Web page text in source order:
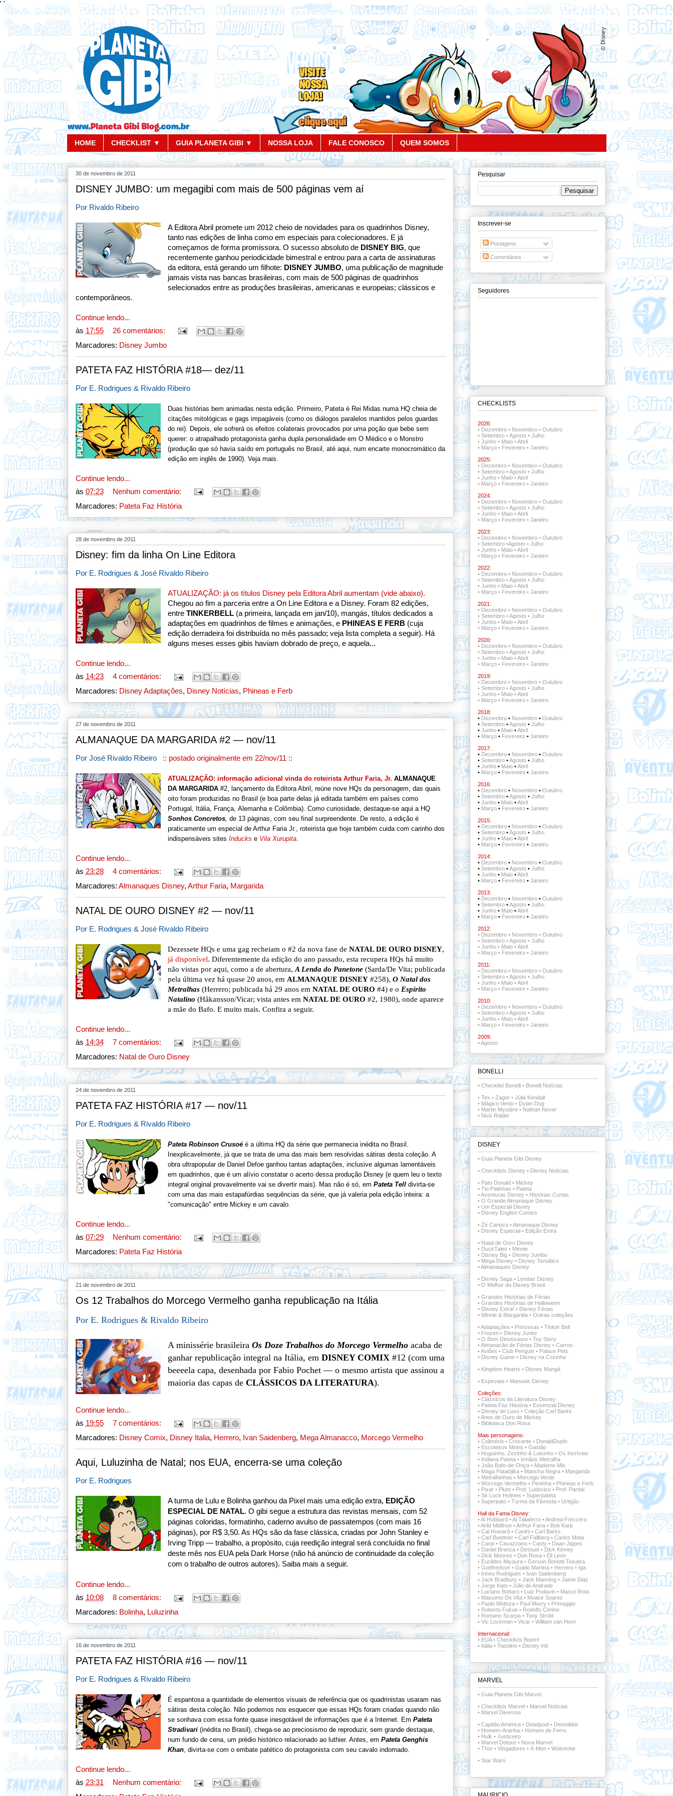
' '
HOME CHECKLIST ▼ GUIA PLANETA GIBI ▼ NOSSA LOJA FALE CONOSCO QUEM SOMOS
30 de novembro de 2011
DISNEY JUMBO: um megagibi com mais de 500 páginas vem aí
Por Rivaldo Ribeiro
A Editora Abril promete um 2012 cheio de novidades para os quadrinhos Disney,
tanto nas edições de linha como em especiais para colecionadores. E já
começamos de forma promissora. O sucesso absoluto de DISNEY BIG, que
recentemente ganhou periodicidade bimestral e entrou para a carta de assinaturas
da editora, está gerando um filhote: DISNEY JUMBO, uma publicação de magnitude
jamais vista nas bancas brasileiras, com mais de 500 páginas de quadrinhos
selecionados entre as produções brasileiras, americanas e europeias; clássicos e
contemporâneos.
Continue lendo...
às 17:55
26 comentários:
Marcadores: Disney Jumbo
PATETA FAZ HISTÓRIA #18— dez/11
Por E. Rodrigues & Rivaldo Ribeiro
Duas histórias bem animadas nesta edição. Primeiro, Pateta é Rei Midas numa HQ cheia de
citações mitológicas e gags impagáveis (como os diálogos paralelos mantidos pelos guardas
do rei). Depois, ele sofrerá os efeitos colaterais provocados por uma poção que bebe sem
querer: o atrapalhado protagonista ganha dupla personalidade em O Médico e o Monstro
(produção que só havia saído em português no Brasil, até aqui, num encarte monocromático da
edição em inglês de 1990). Veja mais.
Continue lendo...
às 07:23
Nenhum comentário:
Marcadores: Pateta Faz História
28 de novembro de 2011
Disney: fim da linha On Line Editora
Por E. Rodrigues & José Rivaldo Ribeiro
ATUALIZAÇÃO: já os títulos Disney pela Editora Abril aumentam (vide abaixo).
Chegou ao fim a parceria entre a On Line Editora e a Disney. Foram 82 edições,
entreTINKERBELL (a primeira, lançada em jan/10), mangás, títulos dedicados a
adaptações em quadrinhos de filmes e animações, e PHINEAS E FERB (cuja
edição derradeira foi distribuída no mês passado; veja lista completa a seguir). Há
alguns meses esses gibis haviam dobrado de preço, e aquela...
Continue lendo...
às 14:23
4 comentários:
Marcadores: Disney Adaptações, Disney Notícias, Phineas e Ferb
27 de novembro de 2011
ALMANAQUE DA MARGARIDA #2 — nov/11
Por José Rivaldo Ribeiro :: postado originalmente em 22/nov/11 ::
ATUALIZAÇÃO: informação adicional vinda do roteirista Arthur Faria, Jr. ALMANAQUE
DA MARGARIDA #2, lançamento da Editora Abril, reúne nove HQs da personagem, das quais
oito foram produzidas no Brasil (e boa parte delas já editada também em países como
Portugal, Itália, França, Alemanha eColômbia). Como curiosidade, destaque-se aquia HQ
Sonhos Concretos ,de 13 páginas, com seu final surpreendente. De resto, a edição é
praticamente um especial de Arthur Faria Jr., roteirista que hoje também cuida com carinho dos
indispensáveis sitesInducks e Vila Xurupita
Continue lendo...
às 23:28
4 comentários:
Marcadores: Almanaques Disney, Arthur Faria, Margarida
NATAL DE OURO DISNEY #2 — nov/11
Por E. Rodrigues & José Rivaldo Ribeiro
Dezessete HQs e uma gag recheiam o #2 da nova fase deNATAL DE OURO DISNEY,
já disponível. Diferentemente da edição do ano passado, esta recupera HQs há muito
não vistas por aqui, como a de abertura,A Lenda do Panetone (Sarda/De Vita; publicada
pela última vez há quase 20 anos, em ALMANAQUE DISNEY #258),O Natal dos
Metralhas (Herrero; publicada há 29 anos emNATAL DE OURO #4) e o Espírito
Natalino (Håkansson/Vicar; vista antes emNATAL DE OURO #2, 1980), onde aparece
a mãe do Bafo. E muito mais. Confira a seguir.
Continue lendo...
às 14:34
7 comentários:
Marcadores: Natal de Ouro Disney
24 de novembro de 2011
PATETA FAZ HISTÓRIA #17 — nov/11
Por E. Rodrigues & Rivaldo Ribeiro
Pateta Robinson Crusoé é a última HQ da série que permanecia inédita no Brasil.
Inexplicavelmente, já que se trata de uma das mais bem resolvidas sátiras desta coleção. A
obra ultrapopular de Daniel Defoe ganhou tantas adaptações, inclusive algumas lamentáveis
em quadrinhos, que é um alívio constatar o acerto dessa produção Disney (e quem leu o texto
integral original provavelmente vai se divertir mais). Mas não é só, emPateta Tell divirta-se
com uma das mais estapafúrdias sequências da série, que já valeria pela edição inteira: a
"comunicação" entre Mickey e um cavalo.
Continue lendo...
às 07:29
Nenhum comentário:
Marcadores: Pateta Faz História
21 de novembro de 2011
Os 12 Trabalhos do Morcego Vermelho ganha republicação na Itália
Por E. Rodrigues & Rivaldo Ribeiro
A minissérie brasileiraOs Doze Trabalhos do Morcego Vermelho acaba de
ganhar republicação integral na Itália, emDISNEY COMIX #12 (com uma
beeeela capa, desenhada por Fabio Pochet — o mesmo artista que assinou a
maioria das capas deCLÁSSICOS DA LITERATURA).
Continue lendo...
às 19:55
7 comentários:
Marcadores: Disney Comix, Disney Italia, Herrero, Ivan Saidenberg, Mega Almanacco, Morcego Vermelho
Aqui, Luluzinha de Natal; nos EUA, encerra-se uma coleção
Por E. Rodrigues
A turma de Lulu e Bolinha ganhou da Pixel mais uma edição extra, EDIÇÃO
ESPECIAL DE NATAL. O gibi segue a estrutura das revistas mensais, com 52
páginas coloridas, formatinho, caderno avulso de passatempos (com mais 16
páginas), por R$ 3,50. As HQs são da fase clássica, criadas por John Stanley e
Irving Tripp — trabalho, a propósito, cuja reedição integral será concluída no final
deste mês nos EUA pela Dark Horse (não há anúncio de continuidade da coleção
com o trabalho de outros autores). Saiba mais a seguir.
Continue lendo...
às 10:08
8 comentários:
Marcadores: Bolinha, Luluzinha
16 de novembro de 2011
PATETA FAZ HISTÓRIA #16 — nov/11
Por E. Rodrigues & Rivaldo Ribeiro
É espantosa a quantidade de elementos visuais de referência que os quadrinistas usaram nas
sátiras desta coleção. Não podemos nos esquecer que essas HQs foram criadas quando não
se sonhava com essa fonte quase inesgotável de informações que é a Internet. Em Pateta
Stradivari (inédita no Brasil), chega-se ao preciosismo de reproduzir, sem grande destaque,
num fundo de cena, um prédio histórico relacionado ao luthier. Antes, emPateta Genghis
Khan, divirta-se com o embate patético do protagonista com seu cavalo indomado.
Continue lendo...
às 23:31
Nenhum comentário:
Pesquisar
Inscrever-se
Postagens
Comentários
Seguidores
CHECKLISTS
2026:
• Dezembro• Novembro• Outubro
• Setembro•Agosto• Julho
• Junho• Maio•Abril
• Março• Fevereiro• Janeiro
2025:
• Dezembro• Novembro• Outubro
• Setembro•Agosto• Julho
• Junho• Maio•Abril
• Março• Fevereiro• Janeiro
2024:
• Dezembro• Novembro• Outubro
• Setembro•Agosto• Julho
• Junho• Maio•Abril
• Março• Fevereiro• Janeiro
2023:
• Dezembro• Novembro• Outubro
• Setembro•Agosto• Julho
• Junho• Maio•Abril
• Março• Fevereiro• Janeiro
2022:
• Dezembro • Novembro• Outubro
• Setembro •Agosto• Julho
• Junho• Maio•Abril
• Março• Fevereiro• Janeiro
2021:
• Dezembro • Novembro • Outubro
• Setembro•Agosto• Julho
• Junho• Maio•Abril
• Março• Fevereiro• Janeiro
2020:
• Dezembro• Novembro• Outubro
• Setembro•Agosto• Julho
• Junho• Maio•Abril
• Março• Fevereiro• Janeiro
2019:
• Dezembro• Novembro• Outubro
• Setembro•Agosto• Julho
• Junho• Maio•Abril
• Março• Fevereiro• Janeiro
2018:
• Dezembro• Novembro• Outubro
• Setembro•Agosto• Julho
• Junho• Maio•Abril
• Março• Fevereiro• Janeiro
2017:
• Dezembro• Novembro• Outubro
• Setembro•Agosto• Julho
• Junho• Maio•Abril
• Março• Fevereiro• Janeiro
2016:
• Dezembro• Novembro• Outubro
• Setembro•Agosto• Julho
• Junho• Maio•Abril
• Março• Fevereiro• Janeiro
2015:
• Dezembro• Novembro• Outubro
• Setembro•Agosto• Julho
• Junho• Maio•Abril
• Março• Fevereiro• Janeiro
2014:
• Dezembro • Novembro • Outubro
• Setembro• Agosto • Julho
• Junho• Maio•Abril
• Março• Fevereiro• Janeiro
2013:
• Dezembro• Novembro• Outubro
• Setembro•Agosto• Julho
• Junho• Maio•Abril
• Março• Fevereiro• Janeiro
2012:
• Dezembro• Novembro• Outubro
• Setembro •Agosto• Julho
• Junho• Maio •Abril
• Março• Fevereiro• Janeiro
2011:
• Dezembro• Novembro• Outubro
• Setembro•Agosto• Julho
• Junho• Maio•Abril
• Março• Fevereiro• Janeiro
2010:
• Dezembro• Novembro• Outubro
• Setembro•Agosto• Julho
• Junho• Maio•Abril
• Março• Fevereiro• Janeiro
2009:
•Agosto
BONELLI
• Checklist Bonelli• Bonelli Notícias
• Tex • Zagor• Júlia Kendall
• Mágico Vento • Dylan Dog
• Martin Mystère • Nathan Never
• Nick Raider
DISNEY
• Guia Planeta Gibi Disney
• Checklists Disney• Disney Notícias
• Pato Donald• Mickey
• Tio Patinhas • Pateta
• Aventuras Disney • Histórias Curtas
• O Grande Almanaque Disney
• Um Especial Disney
• Disney English Comics
• Zé Carioca •Almanaque Disney
• Disney Especial • Edição Extra
• Natal de Ouro Disney
• DuckTales • Minnie
• Disney Big • Disney Jumbo
• Mega Disney • Disney Temático
•Almanaques Disney
• Disney Saga• Lendas Disney
• O Melhor da Disney Brasil
• Grandes Histórias de Férias
• Grandes Histórias de Halloween
• Disney Extra! • Disney Férias
• Minnie & Margarida• Outras coleções
• Adaptações • Princesas • Tinker Bell
• Frozen• Disney Junior
• O Bom Dinossauro • Toy Story
•Almanacão de Férias Disney • Carros
• Aviões • Club Penguin• Palace Pets
• Disney Game• Disney na Cozinha
• Kingdom Hearts • Disney Mangá
• Especiais • Manuais Disney
Coleções:
• Clássicos da Literatura Disney
• Pateta Faz História• Essencial Disney
• Disney de Luxo• Coleção Carl Barks
•Anos de Ouro de Mickey
• Biblioteca Don Rosa
Mais personagens:
• Colimério• Crocante• DonaldDuplo
• Escoteiros Mirins • Gastão
• Huguinho, Zezinho & Luisinho• Os Incríveis
• Indiana Pateta • Irmãos Metralha
• João Bafo-de-Onça • Madame Min
• Maga Patalójika• Mancha Negra• Margarida
• Metralhinhas • Morcego Verde
• Morcego Vermelho • Peninha• Phineas e Ferb
• Pixar• Pluto• Prof. Ludovico • Prof. Pardal
• Sir Lock Holmes • Superpateta
• Superpato• Turma da Floresta• Urtigão
Hall da Fama Disney:
•Al Hubbard•Al Taliaferro•Andrea Freccero
•Arild Midthun•Arthur Faria• Bob Karp
• Cal Howard• Canini• Carl Barks
• Carl Buettner• Carl Fallberg • Carlos Mota
• Carpi • Cavazzano• Casty• Daan Jippes
• Daniel Branca• Destuet• Dick Kinney
• Dick Moores • Don Rosa• Eli Leon
• Euclides Miyaura • Gerson Borlotti Teixeira
• Gottfredson • Guido Martina • Herrero• Iga
• Irineu Rodrigues • Ivan Saidenberg
• Jack Bradbury• Jack Manning• Jaime Diaz
• Jorge Kato• Júlio de Andrade
• Luciano Bottaro• Luiz Podavin• Marco Rota
• Massimo De Vita • Moacir Soares
• Paolo Mottura • Paul Murry • Primaggio
• Roberto Fukue • Rodolfo Cimino
• Romano Scarpa • Tony Strobl
• Vic Lockman• Vicar • William van Horn
Internacional:
• EUA • Checklists Boom!
• Itália • Topolino • Disney Intl
MARVEL
• Guia Planeta Gibi Marvel
• Checklists Marvel• Marvel Notícias
• Marvel Diversos
• Capitão América• Deadpool• Demolidor
• Homem-Aranha• Homem de Ferro
• Hulk • Justiceiro
• Marvel Deluxe• Nova Marvel
• Thor • Vingadores • X-Men• Wolverine
• Star Wars